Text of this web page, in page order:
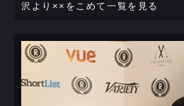
沢より××をこめて一覧を見る